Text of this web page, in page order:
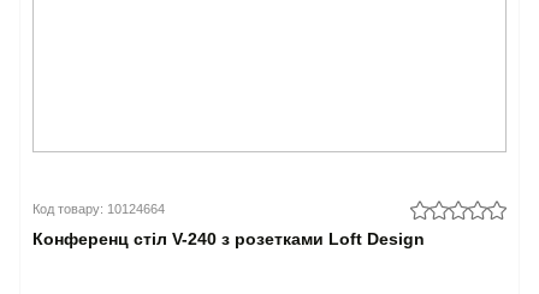
Код товару: 10124664
Конференц стіл V-240 з розетками Loft Design